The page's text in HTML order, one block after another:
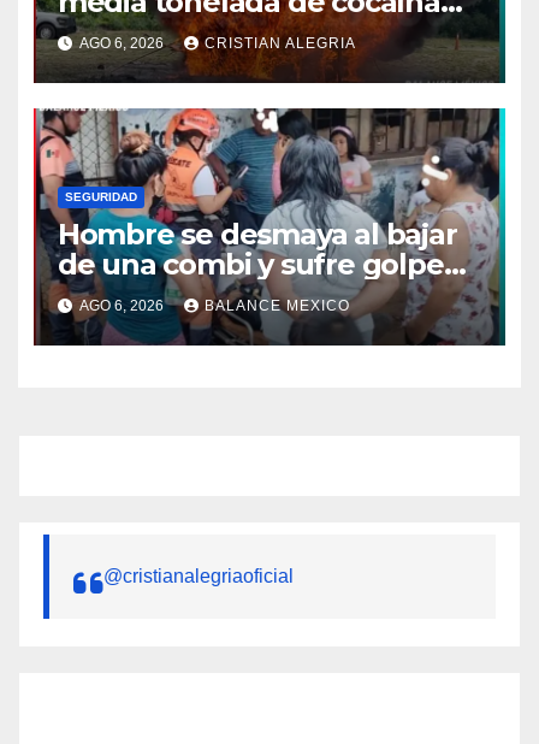
asegurada frente a las costas
de Chiapas
AGO 6, 2026 CRISTIAN ALEGRIA
SEGURIDAD
Hombre se desmaya al bajar
de una combi y sufre golpe
en la cabeza en Tapachula
AGO 6, 2026 BALANCE MEXICO
@cristianalegriaoficial